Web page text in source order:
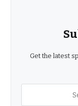
Get the latest